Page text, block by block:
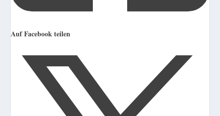
Auf Facebook teilen